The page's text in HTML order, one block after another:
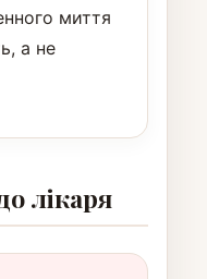
миття
а не
лікаря